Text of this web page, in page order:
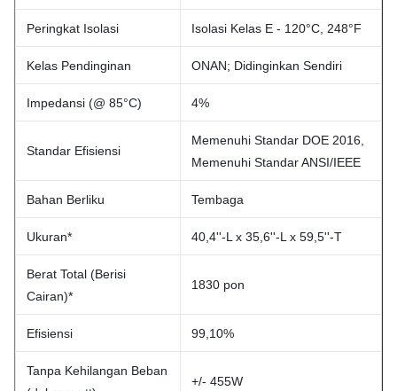
Peringkat Isolasi Isolasi Kelas E - 120°C, 248°F
Kelas Pendinginan ONAN; Didinginkan Sendiri
Impedansi (@ 85°C) 4%
Standar Efisiensi
Memenuhi Standar DOE 2016,
Memenuhi Standar ANSI/IEEE
Bahan Berliku Tembaga
Ukuran* 40,4''-L x 35,6''-L x 59,5''-T
Berat Total (Berisi
Cairan)*
1830 pon
Efisiensi 99,10%
Tanpa Kehilangan Beban
+/- 455W